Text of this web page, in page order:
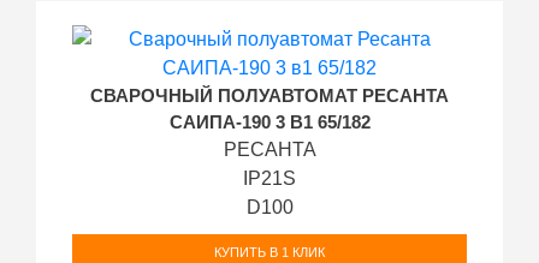
СВАРОЧНЫЙ ПОЛУАВТОМАТ РЕСАНТА
САИПА-190 3 В1 65/182
РЕСАНТА
IP21S
D100
КУПИТЬ В 1 КЛИК